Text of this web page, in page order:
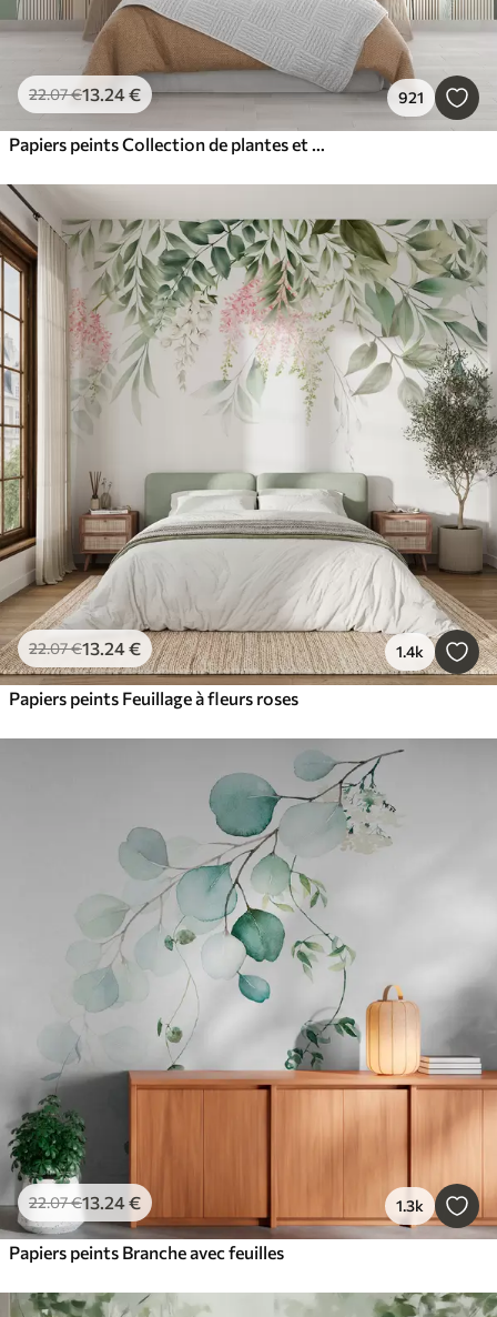
22.07€13.24€ 921
Papiers peints Collection de plantes et de fleurs dans des tons neutres sur un fond d'arche abstrait dans des teintes vertes et orangées
22.07€13.24€ 1.4k
Papiers peints Feuillage à fleurs roses
22.07€13.24€ 1.3k
Papiers peints Branche avec feuilles